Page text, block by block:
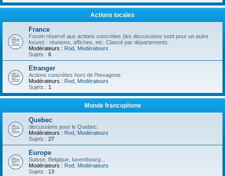
Actions locales
France
Forum réservé aux actions concrètes (les discussions sont pour un autre
forum) : réunions, affiches, etc. Classé par départements.
Modérateurs : Rod Modérateurs
Sujets : 6
Etranger
Actions concrètes hors de l'hexagone
Modérateurs : Rod Modérateurs
Sujets : 1
Monde francophone
Quebec
discussions pour le Quebec.
Modérateurs : Rod Modérateurs
Sujets : 27
Europe
Suisse, Belgique, luxembourg...
Modérateurs : Rod Modérateurs
Sujets : 13